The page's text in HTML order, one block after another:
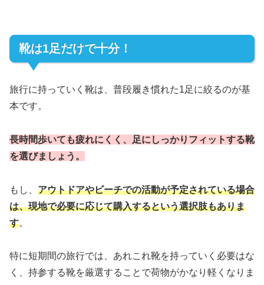
靴は1足だけで十分！
旅行に持っていく靴は、普段履き慣れた1足に絞るのが基
本です。
長時間歩いても疲れにくく、足にしっかりフィットする靴
を選びましょう。
もし、 アウトドアやビーチでの活動が予定されている場合
は、現地で必要に応じて購入するという選択肢もありま
す。
特に短期間の旅行では、あれこれ靴を持っていく必要はな
く、持参する靴を厳選することで荷物がかなり軽くなりま